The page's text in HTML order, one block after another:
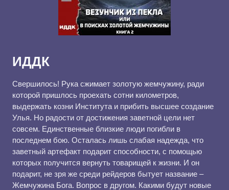
ИДДК
Свершилось! Рука сжимает золотую жемчужину, ради
которой пришлось проехать сотни километров,
выдержать козни Института и прибить высшее создание
Улья. Но радости от достижения заветной цели нет
совсем. Единственные близкие люди погибли в
последнем бою. Осталась лишь слабая надежда, что
заветный артефакт подарит способности, с помощью
которых получится вернуть товарищей к жизни. И он
подарит, не зря же среди рейдеров бытует название –
Жемчужина Бога. Вопрос в другом. Какими будут новые